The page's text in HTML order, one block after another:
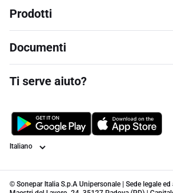
Prodotti
Documenti
Ti serve aiuto?
Lingua
© Sonepar Italia S.p.A Unipersonale | Sede legale